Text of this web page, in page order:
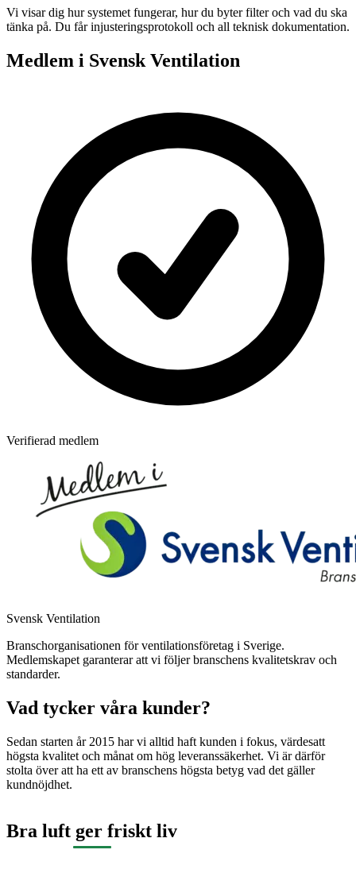
Vi visar dig hur systemet fungerar, hur du byter filter och vad du ska
tänka på. Du får injusteringsprotokoll och all teknisk dokumentation.
Medlem i Svensk Ventilation
Verifierad medlem
Svensk Ventilation
Branschorganisationen för ventilationsföretag i Sverige.
Medlemskapet garanterar att vi följer branschens kvalitetskrav och
standarder.
Vad tycker våra kunder?
Sedan starten år 2015 har vi alltid haft kunden i fokus, värdesatt
högsta kvalitet och månat om hög leveranssäkerhet. Vi är därför
stolta över att ha ett av branschens högsta betyg vad det gäller
kundnöjdhet.
Bra luft ger friskt liv